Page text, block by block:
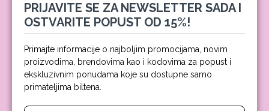
PRIJAVITE SE ZA NEWSLETTER SADA I
OSTVARITE POPUST OD 15%!
Primajte informacije o najboljim promocijama, novim
proizvodima, brendovima kao i kodovima za popust i
ekskluzivnim ponudama koje su dostupne samo
primateljima biltena.